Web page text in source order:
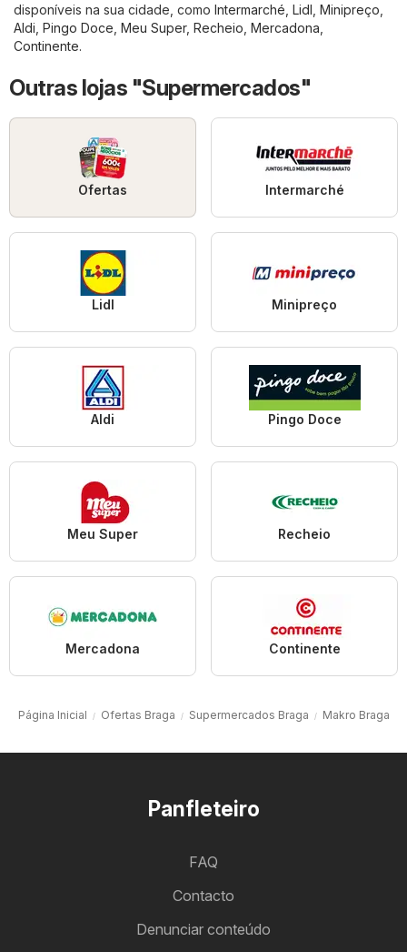
disponíveis na sua cidade, como Intermarché Lidl Minipreço
Aldi Pingo Doce Meu Super, Recheio Mercadona
Continente.
Outras lojas "Supermercados"
Ofertas Intermarché
Lidl Minipreço
Aldi Pingo Doce
Meu Super Recheio
Mercadona Continente
Página Inicial Ofertas Braga Supermercados Braga Makro Braga
Panfleteiro
FAQ
Contacto
Denunciar conteúdo